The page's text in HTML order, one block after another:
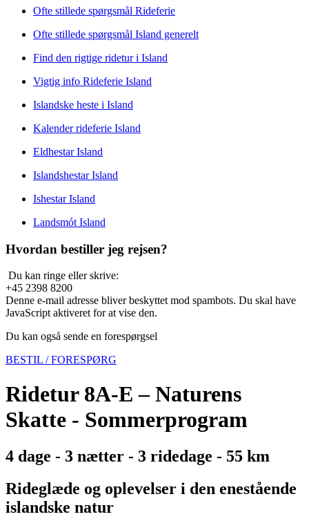
Ofte stillede spørgsmål Rideferie
Ofte stillede spørgsmål Island generelt
Find den rigtige ridetur i Island
Vigtig info Rideferie Island
Islandske heste i Island
Kalender rideferie Island
Eldhestar Island
Islandshestar Island
Ishestar Island
Landsmót Island
Hvordan bestiller jeg rejsen?
Du kan ringe eller skrive:
+45 2398 8200
Denne e-mail adresse bliver beskyttet mod spambots. Du skal have
JavaScript aktiveret for at vise den.
Du kan også sende en forespørgsel
BESTIL / FORESPØRG
Ridetur 8A-E – Naturens
Skatte - Sommerprogram
4 dage - 3 nætter - 3 ridedage - 55 km
Rideglæde og oplevelser i den enestående
islandske natur